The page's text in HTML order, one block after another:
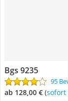
Bgs 9235
95
ab 128,00 € (